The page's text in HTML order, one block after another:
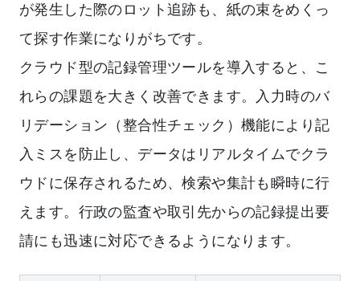
が発生した際のロット追跡も、紙の束をめくっ
て探す作業になりがちです。
クラウド型の記録管理ツールを導入すると、こ
れらの課題を大きく改善できます。入力時のバ
リデーション（整合性チェック）機能により記
入ミスを防止し、データはリアルタイムでクラ
ウドに保存されるため、検索や集計も瞬時に行
えます。行政の監査や取引先からの記録提出要
請にも迅速に対応できるようになります。